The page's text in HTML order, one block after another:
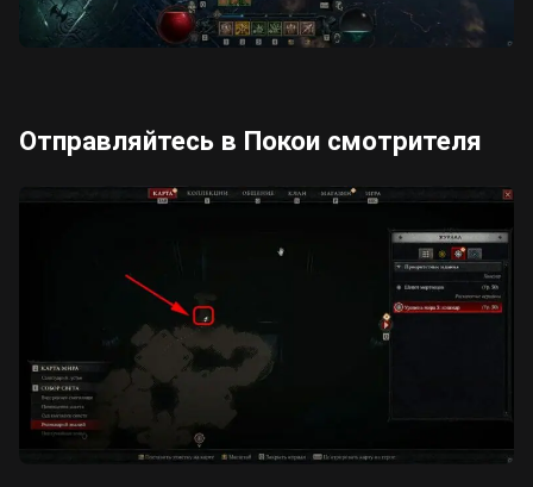
Отправляйтесь в Покои смотрителя